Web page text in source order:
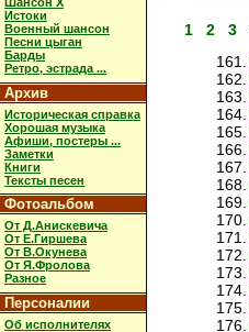
Истоки
Военный шансон
Песни цыган
Барды
Ретро, эстрада ...
Архив
Историческая справка
Хорошая музыка
Афиши, постеры ...
Заметки
Книги
Тексты песен
Фотоальбом
От Д.Анискевича
От Е.Гиршева
От В.Окунева
От Я.Фролова
Разное
Персоналии
Об исполнителях
1 2 3